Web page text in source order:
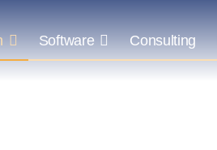
Software Consulting